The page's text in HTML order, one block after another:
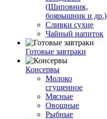
(Шиповник,
боярышник и др.)
Сливки сухие
Чайный напиток
Готовые завтраки
Консервы
Молоко
сгущенное
Мясные
Овощные
Рыбные